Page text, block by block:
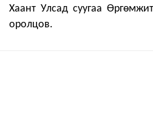
Хаант Улсад суугаа
оролцов.